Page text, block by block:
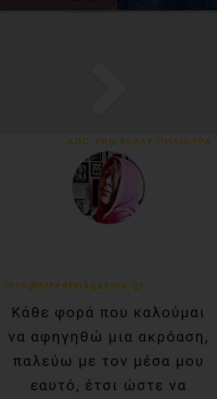
ΑΠΟ ΤΗΝ ΚΕΛΛΥ ΠΗΛΙΟΥΡΑ
info@streetmagazine.gr
Κάθε φορά που καλούμαι
να αφηγηθώ μια ακρόαση,
παλεύω με τον μέσα μου
εαυτό, έτσι ώστε να